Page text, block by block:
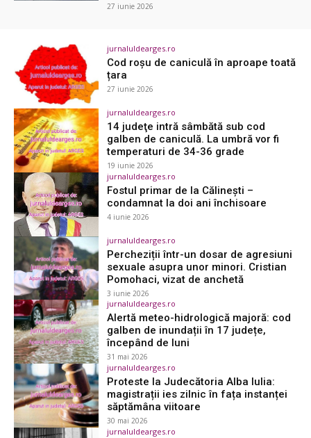
27 iunie 2026
jurnaluldearges.ro
Cod roșu de caniculă în aproape toată
țara
27 iunie 2026
jurnaluldearges.ro
14 judeţe intră sâmbătă sub cod
galben de caniculă. La umbră vor fi
temperaturi de 34-36 grade
19 iunie 2026
jurnaluldearges.ro
Fostul primar de la Călinești –
condamnat la doi ani închisoare
4 iunie 2026
jurnaluldearges.ro
Percheziții într-un dosar de agresiuni
sexuale asupra unor minori. Cristian
Pomohaci, vizat de anchetă
3 iunie 2026
jurnaluldearges.ro
Alertă meteo-hidrologică majoră: cod
galben de inundații în 17 județe,
începând de luni
31 mai 2026
jurnaluldearges.ro
Proteste la Judecătoria Alba Iulia:
magistrații ies zilnic în fața instanței
săptămâna viitoare
30 mai 2026
jurnaluldearges.ro